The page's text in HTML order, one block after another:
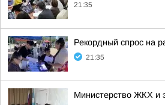
21:35
Рекордный спрос на
21:35
Министерство ЖКХ и